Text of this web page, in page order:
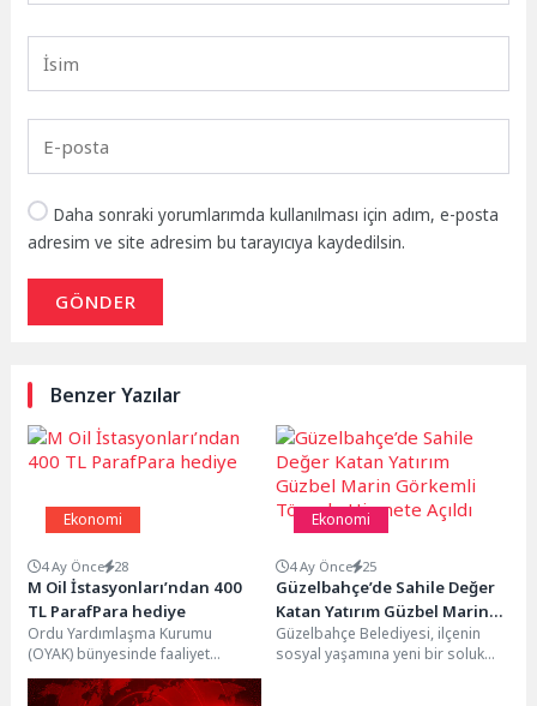
Daha sonraki yorumlarımda kullanılması için adım, e-posta
adresim ve site adresim bu tarayıcıya kaydedilsin.
GÖNDER
Benzer Yazılar
Ekonomi
4 Ay Önce 28
M Oil İstasyonları’ndan 400
TL ParafPara hediye
Ordu Yardımlaşma Kurumu
(OYAK) bünyesinde faaliyet
gösteren M Oil, Halkbank iş
birliğiyle yeni bir kampanya...
Ekonomi
4 Ay Önce 25
Güzelbahçe’de Sahile Değer
Katan Yatırım Güzbel Marin
Görkemli Törenle Hizmete
Açıldı
Güzelbahçe Belediyesi, ilçenin
sosyal yaşamına yeni bir soluk